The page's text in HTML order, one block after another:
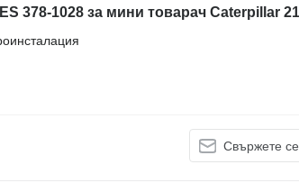
378-1028 за мини товарач Caterpillar
Свържете